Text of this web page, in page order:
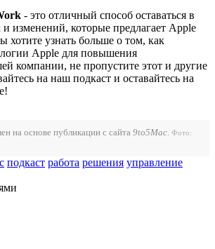
- это отличный способ оставаться в
и изменений, которые предлагает Apple
хотите узнать больше о том, как
Apple для повышения
компании, не пропустите этот и другие
на наш подкаст и оставайтесь на
на основе публикации с сайта 9to5Mac. Фото:
подкаст работа решения управление